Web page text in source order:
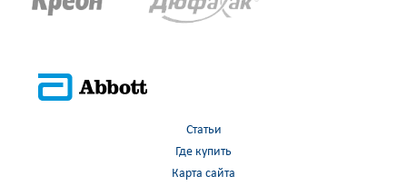
Статьи
Где купить
Карта сайта